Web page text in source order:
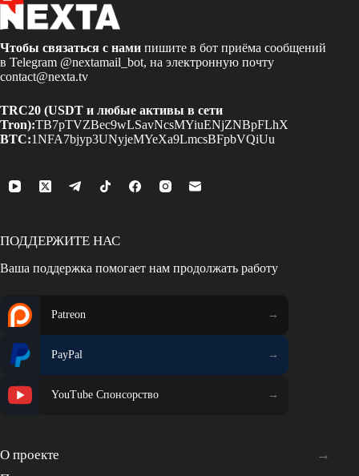
Чтобы связаться с нами пишите в бот приёма сообщений
в Telegram @nextamail_bot, на электронную почту
contact@nexta.tv
TRC20 (USDT и любые активы в сети
Tron):TB7pTVZBec9wLSavNcsMYiuENjZNBpFLhX
BTC:1NFA7bjyp3UNyjeMYeXa9LmcsBFpbVQiUu
ПОДДЕРЖИТЕ НАС
Ваша поддержка помогает нам продолжать работу
Patreon
PayPal
YouTube Спонсорство
О проекте